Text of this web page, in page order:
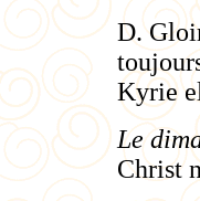
D.
Kyrie
Le
Christ